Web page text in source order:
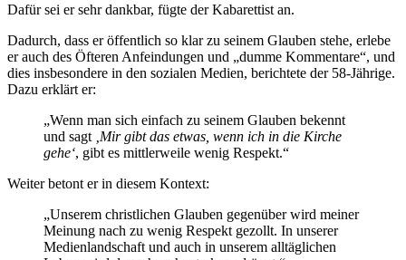
Dafür sei er sehr dankbar, fügte der Kabarettist an.
Dadurch, dass er öffentlich so klar zu seinem Glauben stehe, erlebe
er auch des Öfteren Anfeindungen und „dumme Kommentare“, und
dies insbesondere in den sozialen Medien, berichtete der 58-Jährige.
Dazu erklärt er:
„Wenn man sich einfach zu seinem Glauben bekennt
und sagt ‚Mir gibt das etwas, wenn ich in die Kirche
gehe‘, gibt es mittlerweile wenig Respekt.“
Weiter betont er in diesem Kontext:
„Unserem christlichen Glauben gegenüber wird meiner
Meinung nach zu wenig Respekt gezollt. In unserer
Medienlandschaft und auch in unserem alltäglichen